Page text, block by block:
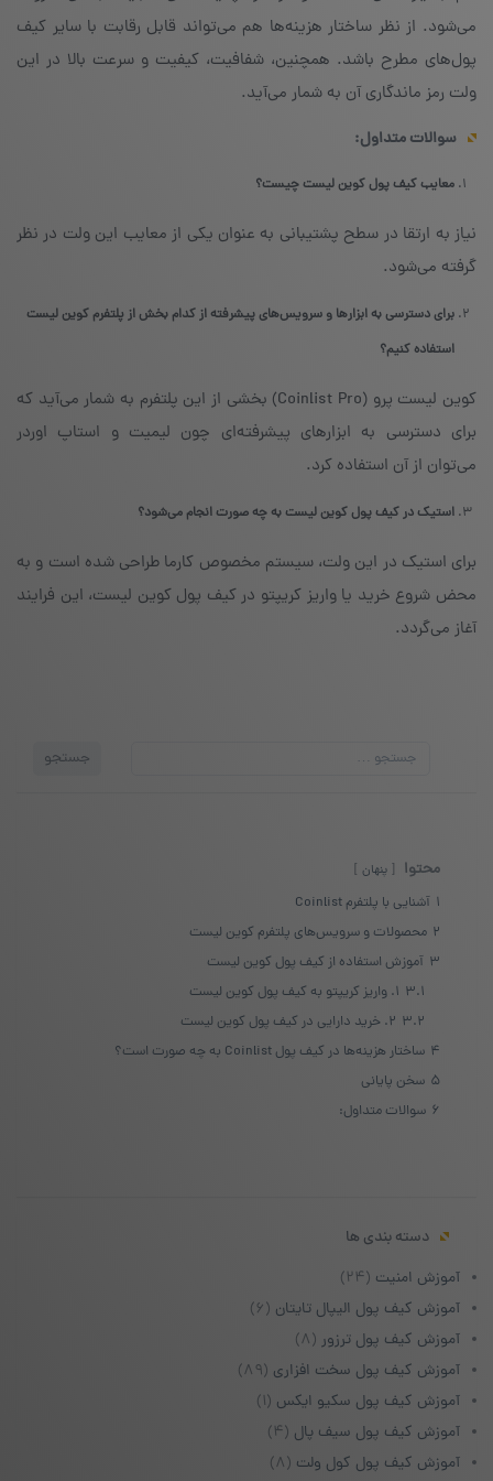
می‌شود. از نظر ساختار هزینه‌ها هم می‌تواند قابل رقابت با سایر کیف
پول‌های مطرح باشد. همچنین، شفافیت، کیفیت و سرعت بالا در این
ولت رمز ماندگاری آن به شمار می‌آید.
سوالات متداول:
معایب کیف پول کوین لیست چیست؟
نیاز به ارتقا در سطح پشتیبانی به عنوان یکی از معایب این ولت در نظر
گرفته می‌شود.
برای دسترسی به ابزارها و سرویس‌های پیشرفته از کدام بخش از پلتفرم کوین لیست
استفاده کنیم؟
کوین لیست پرو (Coinlist Pro) بخشی از این پلتفرم به شمار می‌آید که
برای دسترسی به ابزارهای پیشرفته‌ای چون لیمیت و استاپ اوردر
می‌توان از آن استفاده کرد.
استیک در کیف پول کوین لیست به چه صورت انجام می‌شود؟
برای استیک در این ولت، سیستم مخصوص کارما طراحی شده است و به
محض شروع خرید یا واریز کریپتو در کیف پول کوین لیست، این فرایند
آغاز می‌گردد.
جستجو
جستجو
محتوا پنهان
1 آشنایی با پلتفرم Coinlist
2 محصولات و سرویس‌های پلتفرم کوین لیست
3 آموزش استفاده از کیف پول کوین لیست
3.1 ۱. واریز کریپتو به کیف پول کوین لیست
3.2 ۲. خرید دارایی در کیف پول کوین لیست
4 ساختار هزینه‌ها در کیف پول Coinlist به چه صورت است؟
5 سخن پایانی
6 سوالات متداول:
دسته بندی ها
آموزش امنیت (۲۴)
آموزش کیف پول الیپال تایتان (۶)
آموزش کیف پول ترزور (۸)
آموزش کیف پول سخت افزاری (۸۹)
آموزش کیف پول سکیو ایکس (۱)
آموزش کیف پول سیف پال (۴)
آموزش کیف پول کول ولت (۸)